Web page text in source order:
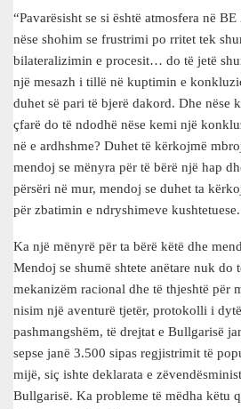
“Pavarësisht se si është atmosfera në
nëse shohim se frustrimi po rritet tek
bilateralizimin e procesit… do të jetë
një mesazh i tillë në kuptimin e
duhet së pari të bjerë dakord. Dhe nëse
çfarë do të ndodhë nëse kemi një
në e ardhshme? Duhet të kërkojmë
mendoj se mënyra për të bërë një hap
përsëri në mur, mendoj se duhet ta
për zbatimin e ndryshimeve kushtetuese.
Ka një mënyrë për ta bërë këtë dhe
Mendoj se shumë shtete anëtare nuk do
mekanizëm racional dhe të thjeshtë për
nisim një aventurë tjetër, protokolli i
pashmangshëm, të drejtat e Bullgarisë
sepse janë 3.500 sipas regjistrimit të
mijë, siç ishte deklarata e
Bullgarisë. Ka probleme të mëdha këtu